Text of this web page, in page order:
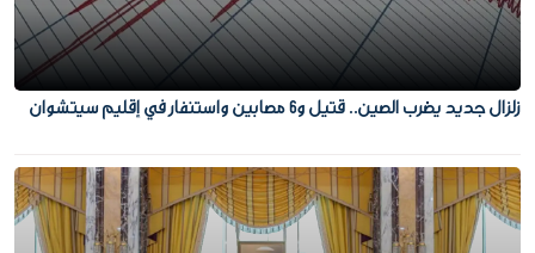
زلزال جديد يضرب الصين.. قتيل و6 مصابين واستنفار في إقليم سيتشوان